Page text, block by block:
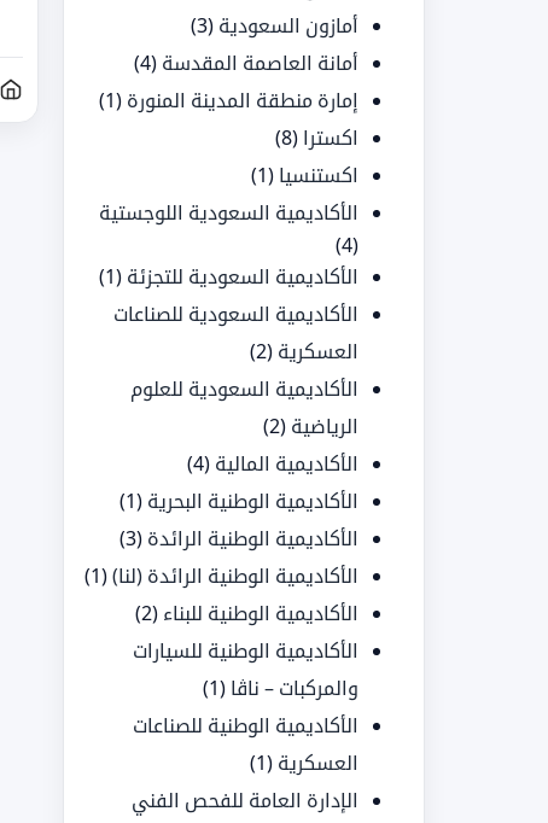
أمازون السعودية (3)
أمانة العاصمة المقدسة (4)
إمارة منطقة المدينة المنورة (1)
اكسترا (8)
اكستنسيا (1)
الأكاديمية السعودية اللوجستية
(4)
الأكاديمية السعودية للتجزئة (1)
الأكاديمية السعودية للصناعات
العسكرية (2)
الأكاديمية السعودية للعلوم
الرياضية (2)
الأكاديمية المالية (4)
الأكاديمية الوطنية البحرية (1)
الأكاديمية الوطنية الرائدة (3)
الأكاديمية الوطنية الرائدة (لنا)(1)
الأكاديمية الوطنية للبناء (2)
الأكاديمية الوطنية للسيارات
والمركبات – ناڤا (1)
الأكاديمية الوطنية للصناعات
العسكرية (1)
الإدارة العامة للفحص الفني